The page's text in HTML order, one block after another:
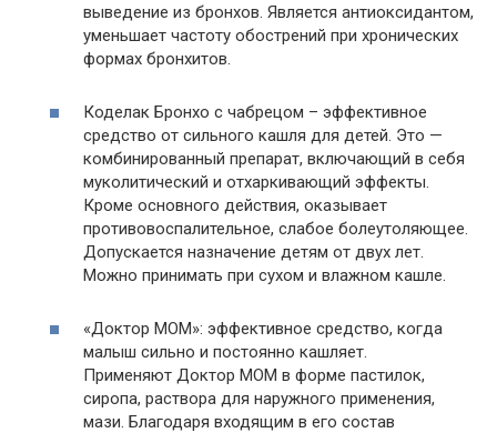
выведение из бронхов. Является антиоксидантом,
уменьшает частоту обострений при хронических
формах бронхитов.
Коделак Бронхо с чабрецом – эффективное
средство от сильного кашля для детей. Это —
комбинированный препарат, включающий в себя
муколитический и отхаркивающий эффекты.
Кроме основного действия, оказывает
противовоспалительное, слабое болеутоляющее.
Допускается назначение детям от двух лет.
Можно принимать при сухом и влажном кашле.
«Доктор МОМ»: эффективное средство, когда
малыш сильно и постоянно кашляет.
Применяют Доктор МОМ в форме пастилок,
сиропа, раствора для наружного применения,
мази. Благодаря входящим в его состав